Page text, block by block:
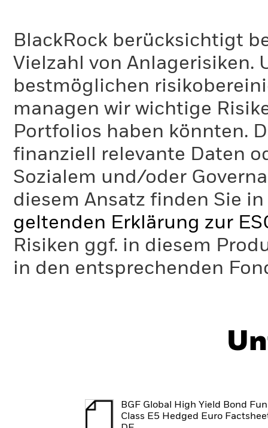
BlackRock berücksichtigt
Vielzahl von Anlagerisiken.
bestmöglichen
managen wir wichtige
Portfolios haben könnten.
finanziell relevante Daten
Sozialem und/oder
diesem Ansatz finden Sie
geltenden Erklärung zur
Risiken ggf. in diesem
in den entsprechenden
BGF Global High Yield Bond
Class E5 Hedged Euro